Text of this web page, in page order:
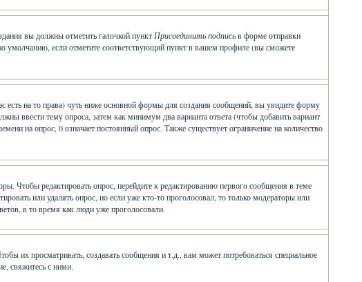
вы должны отметить галочкой пункт Присоединить подписьв форме отправки
умолчанию, если отметите соответствующий пункт в вашем профиле (вы сможете
есть на то права) чуть ниже основной формы для создания сообщений, вы увидите форму
ввести тему опроса, затем как минимум два варианта ответа (чтобы добавить вариант
на опрос, 0 означает постоянный опрос. Также существует ограничение на количество
Чтобы редактировать опрос, перейдите к редактированию первого сообщения в теме
или удалять опрос, но если уже кто-то проголосовал, то только модераторы или
в то время как люди уже проголосовали.
их просматривать, создавать сообщения и т.д., вам может потребоваться специальное
свяжитесь с ними.